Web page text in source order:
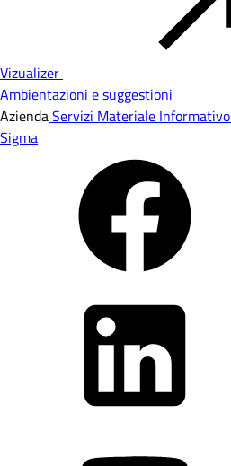
Vizualizer
Ambientazioni e suggestioni
AziendaServizi Materiale Informativo
Sigma